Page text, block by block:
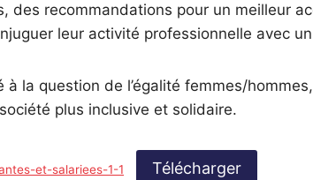
des recommandations pour un meilleur
leur activité professionnelle avec un
la question de l’égalité femmes/
plus inclusive et solidaire.
et-salariees-1-1 Télécharger